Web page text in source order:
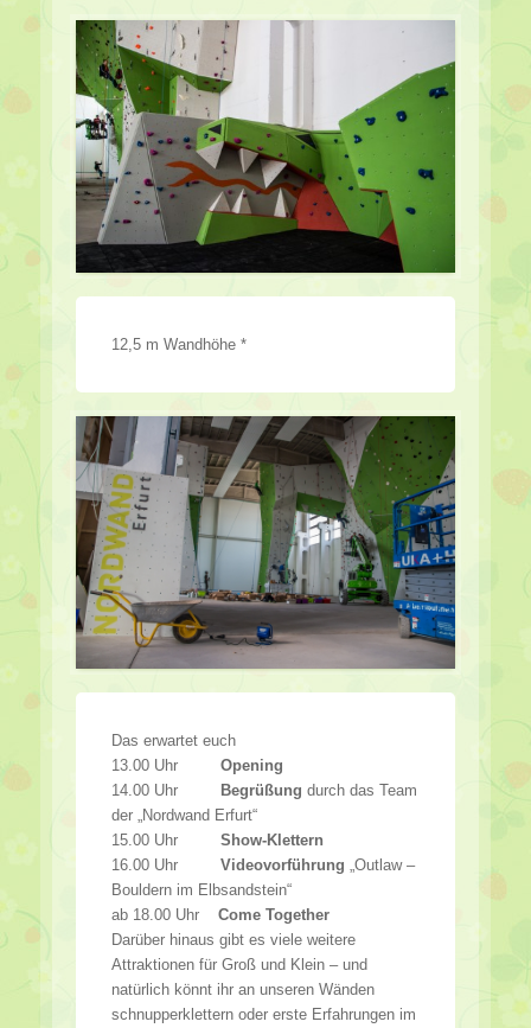
12,5 m Wandhöhe *
Das erwartet euch
13.00 Uhr Opening
14.00 Uhr
Begrüßung durch das Team
der „Nordwand Erfurt“
15.00 Uhr Show-Klettern
16.00 Uhr Videovorführung „Outlaw –
Bouldern im Elbsandstein“
ab 18.00 Uhr Come Together
Darüber hinaus gibt es viele weitere
Attraktionen für Groß und Klein – und
natürlich könnt ihr an unseren Wänden
schnupperklettern oder erste Erfahrungen im